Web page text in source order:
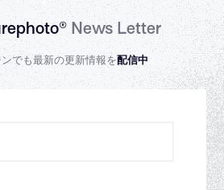
News Letter
でも最新の更新情報を配信中